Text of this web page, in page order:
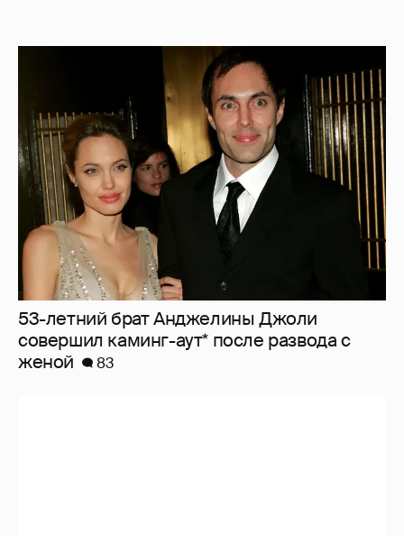
53-летний брат Анджелины Джоли
совершил каминг-аут* после развода с
женой
83